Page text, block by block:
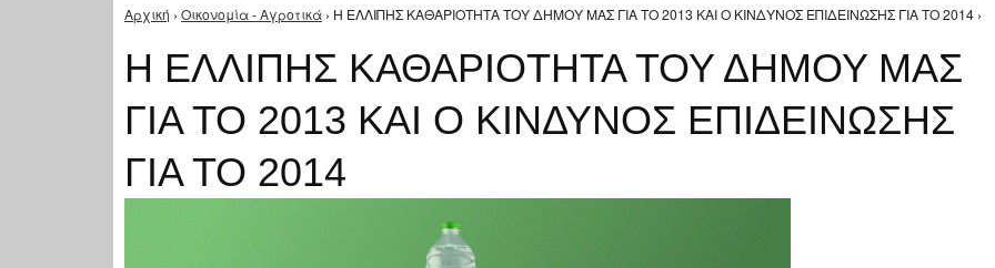
Είστε εδώ
Αρχική › Οικονομία - Αγροτικά › Η ΕΛΛΙΠΗΣ ΚΑΘΑΡΙΟΤΗΤΑ ΤΟΥ ΔΗΜΟΥ ΜΑΣ ΓΙΑ ΤΟ 2013 ΚΑΙ Ο ΚΙΝΔΥΝΟΣ ΕΠΙΔΕΙΝΩΣΗΣ ΓΙΑ ΤΟ 2014 ›
Η ΕΛΛΙΠΗΣ ΚΑΘΑΡΙΟΤΗΤΑ ΤΟΥ ΔΗΜΟΥ ΜΑΣ
ΓΙΑ ΤΟ 2013 ΚΑΙ Ο ΚΙΝΔΥΝΟΣ ΕΠΙΔΕΙΝΩΣΗΣ
ΓΙΑ ΤΟ 2014